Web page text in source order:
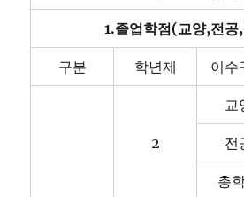
1.졸업학점(교양,전공
구분 학년제 이수
2
교
전
총